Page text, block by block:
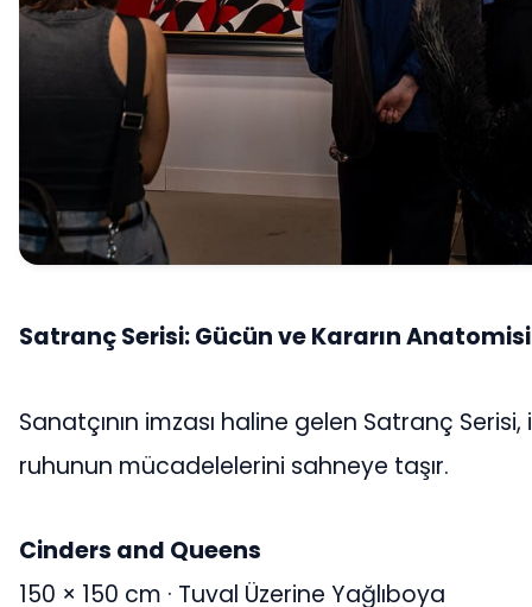
Satranç Serisi: Gücün ve Kararın Anatomisi
Sanatçının imzası haline gelen Satranç Serisi,
ruhunun mücadelelerini sahneye taşır.
Cinders and Queens
150 × 150 cm · Tuval Üzerine Yağlıboya